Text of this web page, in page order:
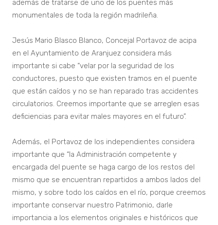
además de tratarse de uno de los puentes más
monumentales de toda la región madrileña.
Jesús Mario Blasco Blanco, Concejal Portavoz de acipa
en el Ayuntamiento de Aranjuez considera más
importante si cabe “velar por la seguridad de los
conductores, puesto que existen tramos en el puente
que están caídos y no se han reparado tras accidentes
circulatorios. Creemos importante que se arreglen esas
deficiencias para evitar males mayores en el futuro”.
Además, el Portavoz de los independientes considera
importante que “la Administración competente y
encargada del puente se haga cargo de los restos del
mismo que se encuentran repartidos a ambos lados del
mismo, y sobre todo los caídos en el río, porque creemos
importante conservar nuestro Patrimonio, darle
importancia a los elementos originales e históricos que